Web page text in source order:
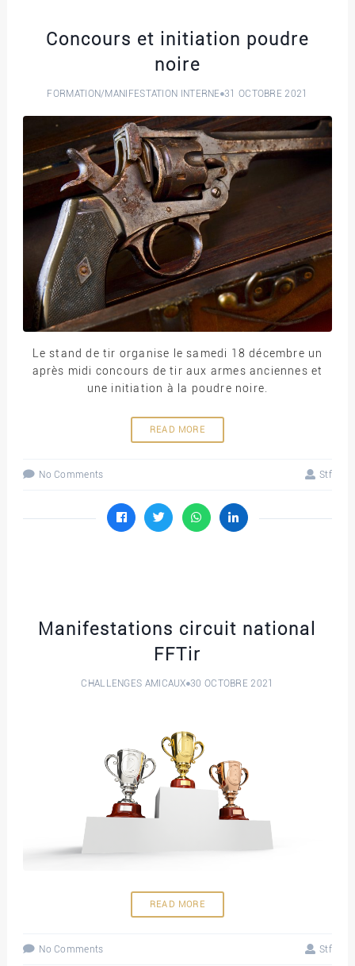
Concours et initiation poudre
noire
FORMATION/MANIFESTATION INTERNE 31 OCTOBRE 2021
Le stand de tir organise le samedi 18 décembre un
après midi concours de tir aux armes anciennes et
une initiation à la poudre noire.
READ MORE
No Comments Stf
Manifestations circuit national
FFTir
CHALLENGES AMICAUX 30 OCTOBRE 2021
READ MORE
No Comments Stf